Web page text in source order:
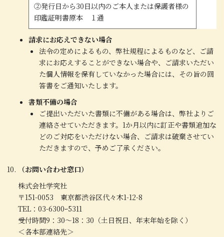
②発行日から30日以内のご本人または保護者様の
印鑑証明書原本 １通
請求にお応えできない場合
法令の定めによるもの、弊社規程によるものなど、ご請
求にお応えすることができない場合や、ご請求いただい
た個人情報を保有していなかった場合には、その旨の回
答書をご通知いたします。
書類不備の場合
ご提出いただいた書類に不備がある場合は、弊社よりご
連絡させていただきます。1か月以内に訂正や書類追加な
どのご対応をいただけない場合、ご請求は破棄させてい
ただきますので、予めご了承ください。
（お問い合わせ窓口）
株式会社学究社
〒151-0053 東京都渋谷区代々木1-12-8
TEL：03-6300ｰ5311
受付時間9：30～18：30（土日祝日、年末年始を除く）
＜各本部連絡先＞